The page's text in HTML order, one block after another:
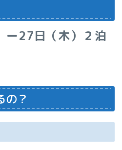
27日（木）２泊
の？